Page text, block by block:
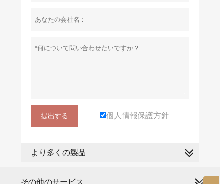
提出する 個人情報保護方針
より多くの製品
その他のサービス